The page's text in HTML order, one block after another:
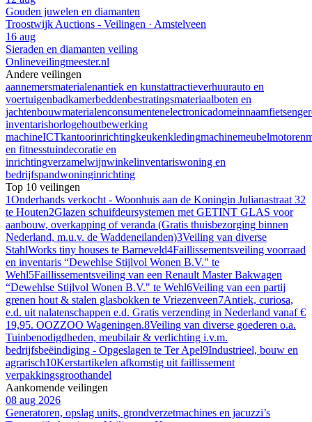
Gouden juwelen en diamanten
Troostwijk Auctions - Veilingen · Amstelveen
16 aug
Sieraden en diamanten veiling
Onlineveilingmeester.nl
Andere veilingen
aannemersmaterialenantiek en kunstattractieverhuurauto en
voertuigenbadkamerbeddenbestratingsmateriaalboten en
jachtenbouwmaterialenconsumentenelectronicadomeinnaamfietsen
inventarishorlogehoutbewerking
machineICTkantoorinrichtingkeukenkledingmachinemeubelmotoren
en fitnesstuindecoratie en
inrichtingverzamelwijnwinkelinventariswoning en
bedrijfspandwoninginrichting
Top 10 veilingen
1Onderhands verkocht - Woonhuis aan de Koningin Julianastraat 32
te Houten2Glazen schuifdeursystemen met GETINT GLAS voor
aanbouw, overkapping of veranda (Gratis thuisbezorging binnen
Nederland, m.u.v. de Waddeneilanden)3Veiling van diverse
StahlWorks tiny houses te Barneveld4Faillissementsveiling voorraad
en inventaris “Dewehlse Stijlvol Wonen B.V." te
Wehl5Faillissementsveiling van een Renault Master Bakwagen
“Dewehlse Stijlvol Wonen B.V." te Wehl6Veiling van een partij
grenen hout & stalen glasbokken te Vriezenveen7Antiek, curiosa,
e.d. uit nalatenschappen e.d. Gratis verzending in Nederland vanaf €
19,95. OOZZOO Wageningen.8Veiling van diverse goederen o.a.
Tuinbenodigdheden, meubilair & verlichting i.v.m.
bedrijfsbeëindiging - Opgeslagen te Ter Apel9Industrieel, bouw en
agrarisch10Kerstartikelen afkomstig uit faillissement
verpakkingsgroothandel
Aankomende veilingen
08 aug 2026
Generatoren, opslag units, grondverzetmachines en jacuzzi’s